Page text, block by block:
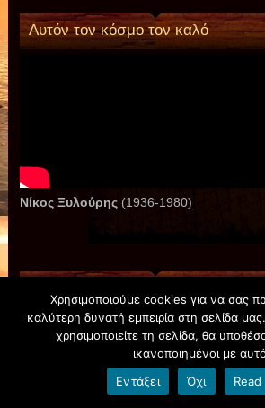
Αυτόν τον κόσμο τον καλό
Νίκος Ξυλούρης (1936-1980)
Χρησιμοποιούμε cookies για να σας
καλύτερη δυνατή εμπειρία στη σελίδα
χρησιμοποιείτε τη σελίδα, θα
ικανοποιημένοι με
Εντάξει
Όχι